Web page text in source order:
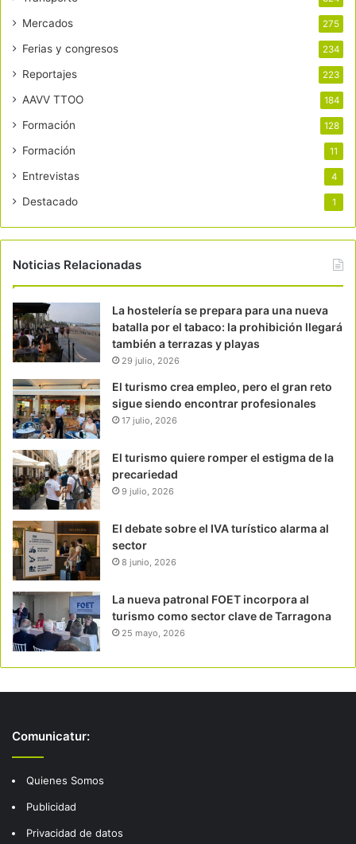
Mercados 275
Ferias y congresos 234
Reportajes 223
AAVV TTOO 184
Formación 128
Formación 11
Entrevistas 4
Destacado 1
Noticias Relacionadas
La hostelería se prepara para una nueva
batalla por el tabaco: la prohibición llegará
también a terrazas y playas
29 julio, 2026
El turismo crea empleo, pero el gran reto
sigue siendo encontrar profesionales
17 julio, 2026
El turismo quiere romper el estigma de la
precariedad
9 julio, 2026
El debate sobre el IVA turístico alarma al
sector
8 junio, 2026
La nueva patronal FOET incorpora al
turismo como sector clave de Tarragona
25 mayo, 2026
Comunicatur:
Quienes Somos
Publicidad
Privacidad de datos